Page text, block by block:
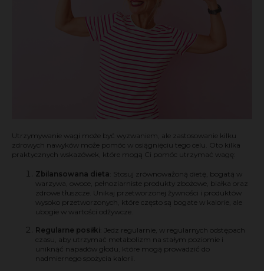
Utrzymywanie wagi może być wyzwaniem, ale zastosowanie kilku
zdrowych nawyków może pomóc w osiągnięciu tego celu. Oto kilka
praktycznych wskazówek, które mogą Ci pomóc utrzymać wagę:
Zbilansowana dieta : Stosuj zrównoważoną dietę, bogatą w
warzywa, owoce, pełnoziarniste produkty zbożowe, białka oraz
zdrowe tłuszcze. Unikaj przetworzonej żywności i produktów
wysoko przetworzonych, które często są bogate w kalorie, ale
ubogie w wartości odżywcze.
Regularne posiłki : Jedz regularnie, w regularnych odstępach
czasu, aby utrzymać metabolizm na stałym poziomie i
uniknąć napadów głodu, które mogą prowadzić do
nadmiernego spożycia kalorii.